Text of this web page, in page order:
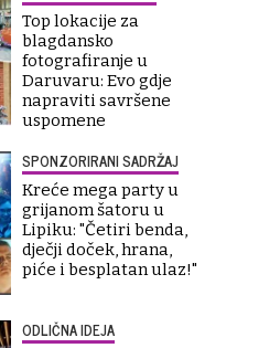
Top lokacije za
blagdansko
fotografiranje u
Daruvaru: Evo gdje
napraviti savršene
uspomene
SPONZORIRANI SADRŽAJ
Kreće mega party u
grijanom šatoru u
Lipiku: "Četiri benda,
dječji doček, hrana,
piće i besplatan ulaz!"
ODLIČNA IDEJA